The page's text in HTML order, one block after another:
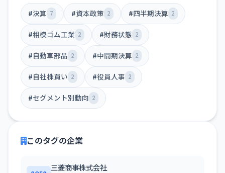
#決算 7 #資本政策 2 #四半期決算 2
#相模ゴム工業 2 #財務状態 2
#自動車部品 2 #中間期決算 2
#自社株買い 2 #役員人事 2
#セグメント別動向 2
このタグの企業
三菱商事株式会社